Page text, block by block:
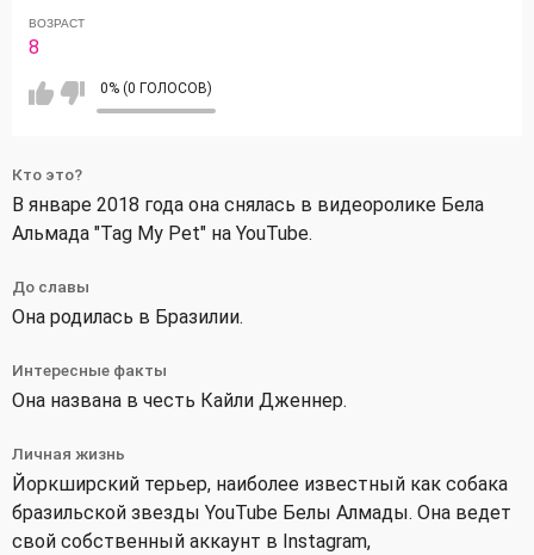
ВОЗРАСТ
8
0% (0 ГОЛОСОВ)
Кто это?
В январе 2018 года она снялась в видеоролике Бела
Альмада "Tag My Pet" на YouTube.
До славы
Она родилась в Бразилии.
Интересные факты
Она названа в честь Кайли Дженнер.
Личная жизнь
Йоркширский терьер, наиболее известный как собака
бразильской звезды YouTube Белы Алмады. Она ведет
свой собственный аккаунт в Instagram,